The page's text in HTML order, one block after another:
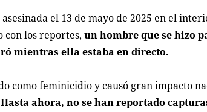
el 13 de mayo de 2025 en el
con los reportes,un hombre que se hizo
mientras ella estaba en directo.
como feminicidio y causó gran impacto
Hasta ahora, no se han reportado